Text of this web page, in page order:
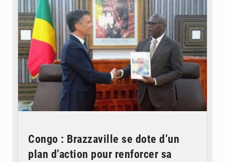
Congo : Brazzaville se dote d’un
plan d’action pour renforcer sa